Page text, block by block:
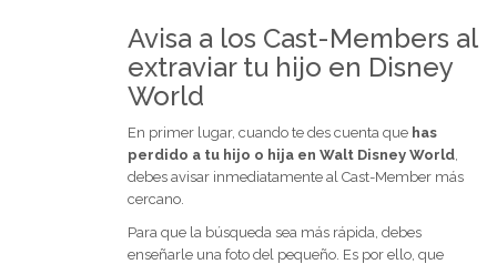
Avisa a los Cast-Members al
extraviar tu hijo en Disney
World
En primer lugar, cuando te des cuenta que has
perdido a tu hijo o hija en Walt Disney World,
debes avisar inmediatamente al Cast-Member más
cercano.
Para que la búsqueda sea más rápida, debes
enseñarle una foto del pequeño. Es por ello, que